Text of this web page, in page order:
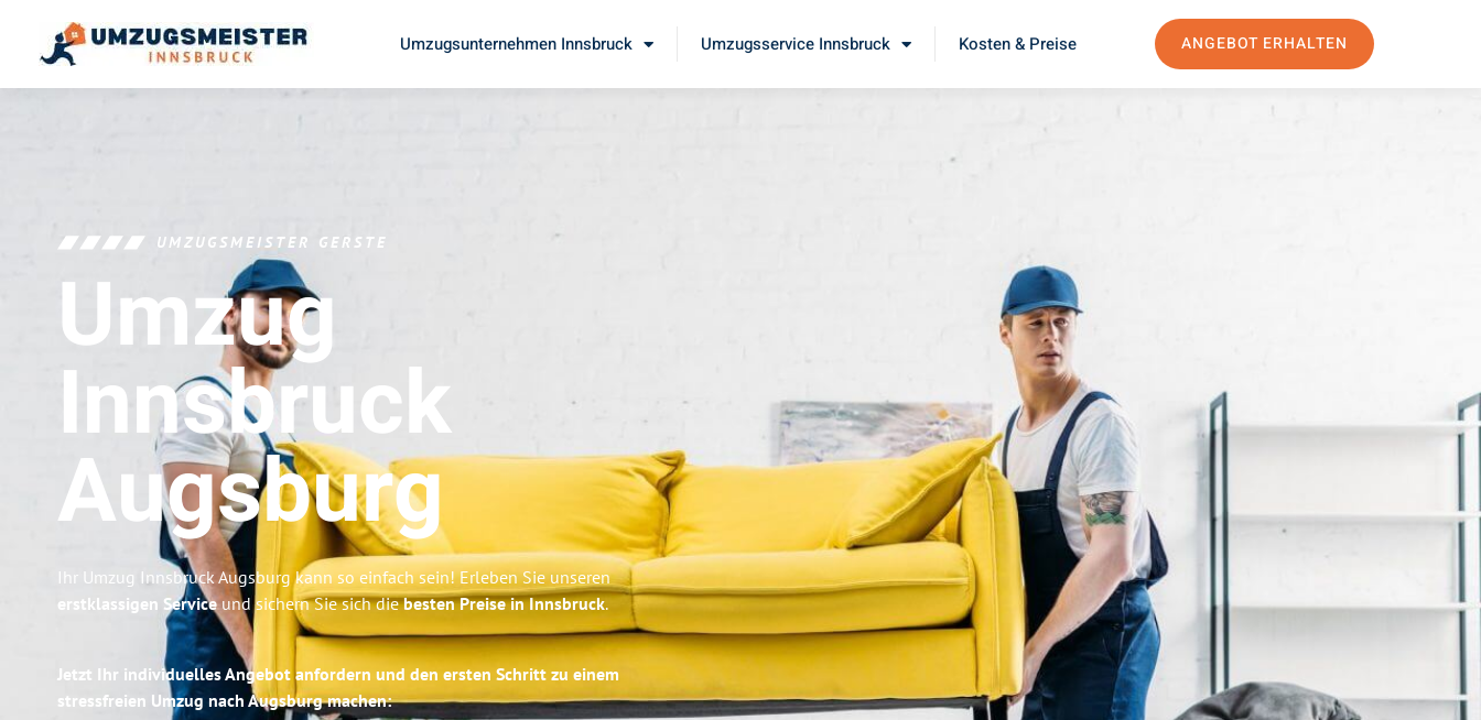
Umzugsunternehmen Innsbruck Umzugsservice Innsbruck Kosten & Preise ANGEBOT ERHALTEN
UMZUGSMEISTER GERSTE
Umzug
Innsbruck
Augsburg
Ihr Umzug Innsbruck Augsburg kann so einfach sein! Erleben Sie unseren
erstklassigen Serviceund sichern Sie sich diebesten Preise in Innsbruck.
Jetzt Ihr individuelles Angebot anfordern und den ersten Schritt zu einem
stressfreien Umzug nach Augsburg machen: